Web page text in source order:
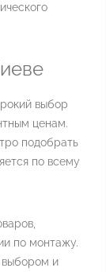
выбор
ценам.
подобрать
по всему
по монтажу.
выбором и